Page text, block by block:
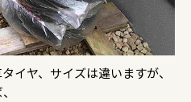
イヤ、サイズは違いますが、